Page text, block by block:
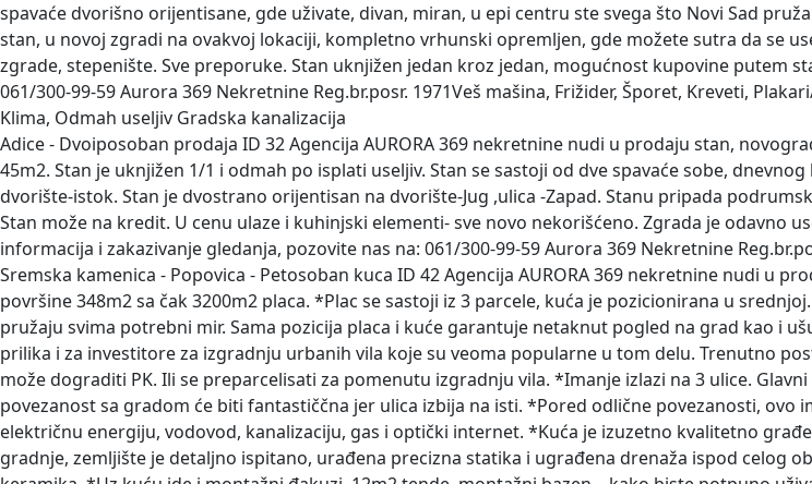
spavaće dvorišno orijentisane, gde uživate, divan, miran, u epi centru ste svega što Novi Sad
stan, u novoj zgradi na ovakvoj lokaciji, kompletno vrhunski opremljen, gde možete sutra da se
zgrade, stepenište. Sve preporuke. Stan uknjižen jedan kroz jedan, mogućnost kupovine putem
061/300-99-59 Aurora 369 Nekretnine Reg.br.posr. 1971Veš mašina, Frižider, Šporet, Kreveti,
Klima, Odmah useljiv Gradska kanalizacija
Adice - Dvoiposoban prodaja ID 32 Agencija AURORA 369 nekretnine nudi u prodaju stan,
45m2. Stan je uknjižen 1/1 i odmah po isplati useljiv. Stan se sastoji od dve spavaće sobe,
dvorište-istok. Stan je dvostrano orijentisan na dvorište-Jug ,ulica -Zapad. Stanu pripada
Stan može na kredit. U cenu ulaze i kuhinjski elementi- sve novo nekorišćeno. Zgrada je odavno
informacija i zakazivanje gledanja, pozovite nas na: 061/300-99-59 Aurora 369 Nekretnine
Sremska kamenica - Popovica - Petosoban kuca ID 42 Agencija AURORA 369 nekretnine nudi u
površine 348m2 sa čak 3200m2 placa. *Plac se sastoji iz 3 parcele, kuća je pozicionirana u
pružaju svima potrebni mir. Sama pozicija placa i kuće garantuje netaknut pogled na grad kao i
prilika i za investitore za izgradnju urbanih vila koje su veoma popularne u tom delu. Trenutno
može dograditi PK. Ili se preparcelisati za pomenutu izgradnju vila. *Imanje izlazi na 3 ulice.
povezanost sa gradom će biti fantastiččna jer ulica izbija na isti. *Pored odlične povezanosti,
električnu energiju, vodovod, kanalizaciju, gas i optički internet. *Kuća je izuzetno kvalitetno
gradnje, zemljište je detaljno ispitano, urađena precizna statika i ugrađena drenaža ispod celog